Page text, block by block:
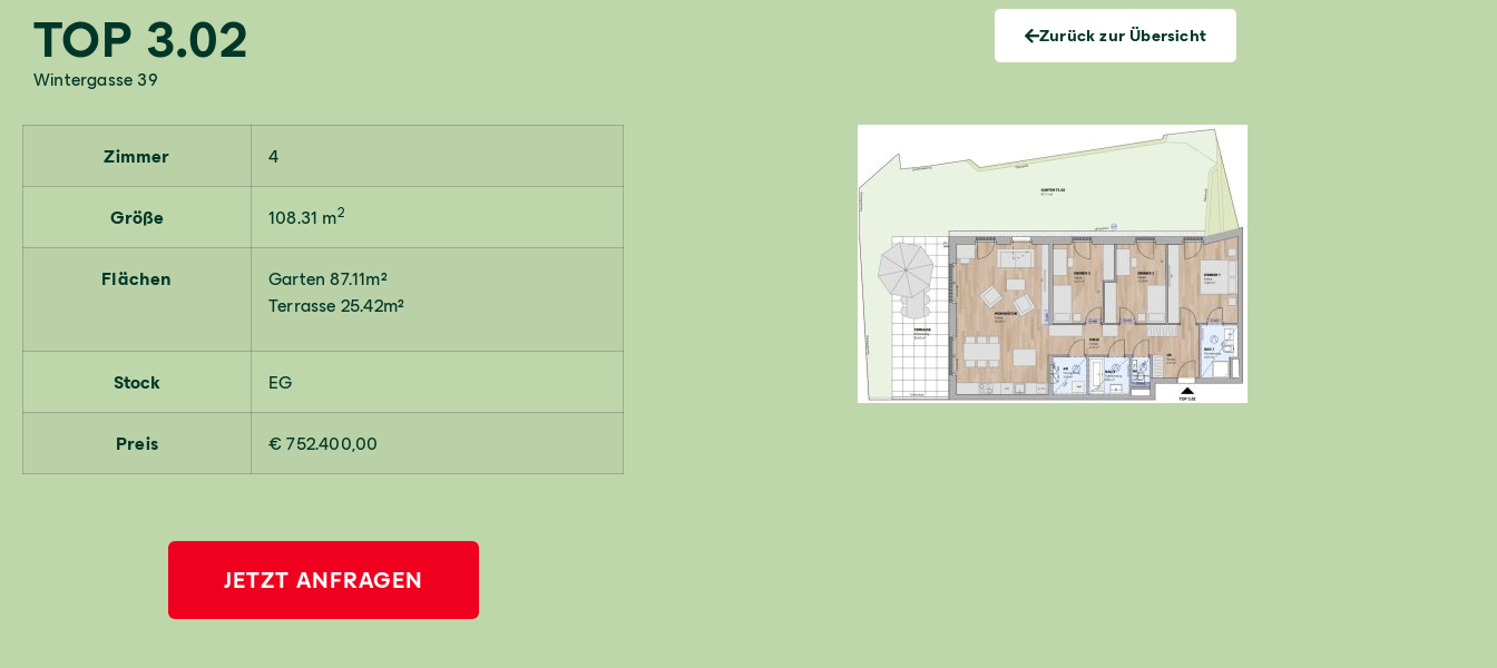
TOP 3.02
Wintergasse 39
Zurück zur Übersicht
Zimmer 4
Größe 108.31 m2
Flächen
Garten 87.11m²
Terrasse 25.42m²
Stock EG
Preis € 752.400,00
JETZT ANFRAGEN